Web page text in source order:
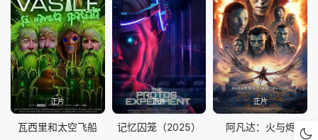
正片
瓦西里和太空飞船
正片
记忆囚笼（2025）
正片
阿凡达：火与烬